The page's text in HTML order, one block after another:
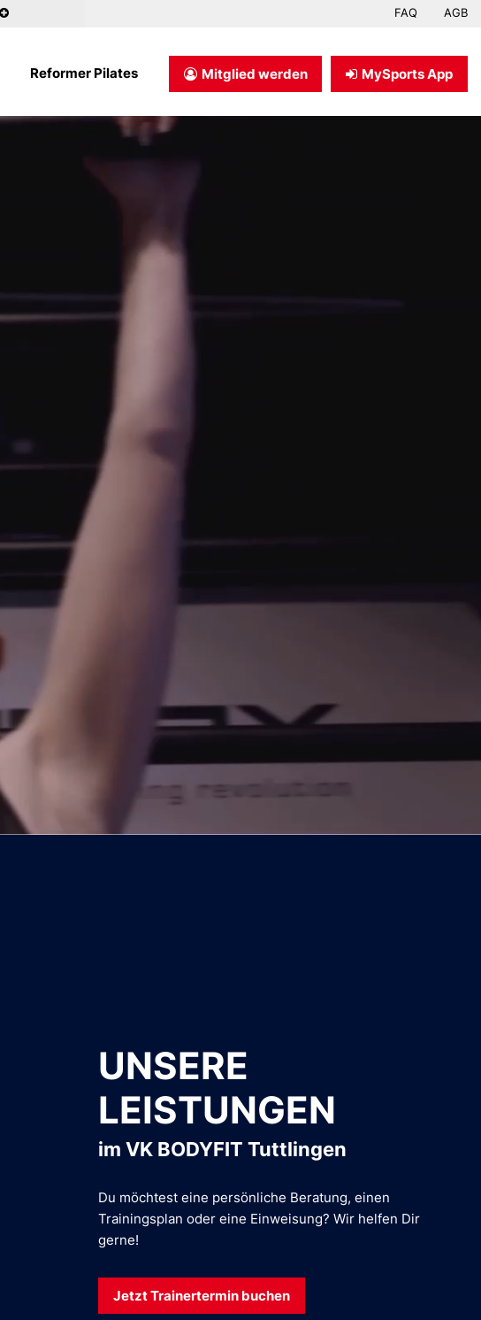
FAQ AGB
Reformer Pilates Mitglied werden MySports App
UNSERE
LEISTUNGEN
im VK BODYFIT Tuttlingen
Du möchtest eine persönliche Beratung, einen
Trainingsplan oder eine Einweisung? Wir helfen Dir
gerne!
Jetzt Trainertermin buchen